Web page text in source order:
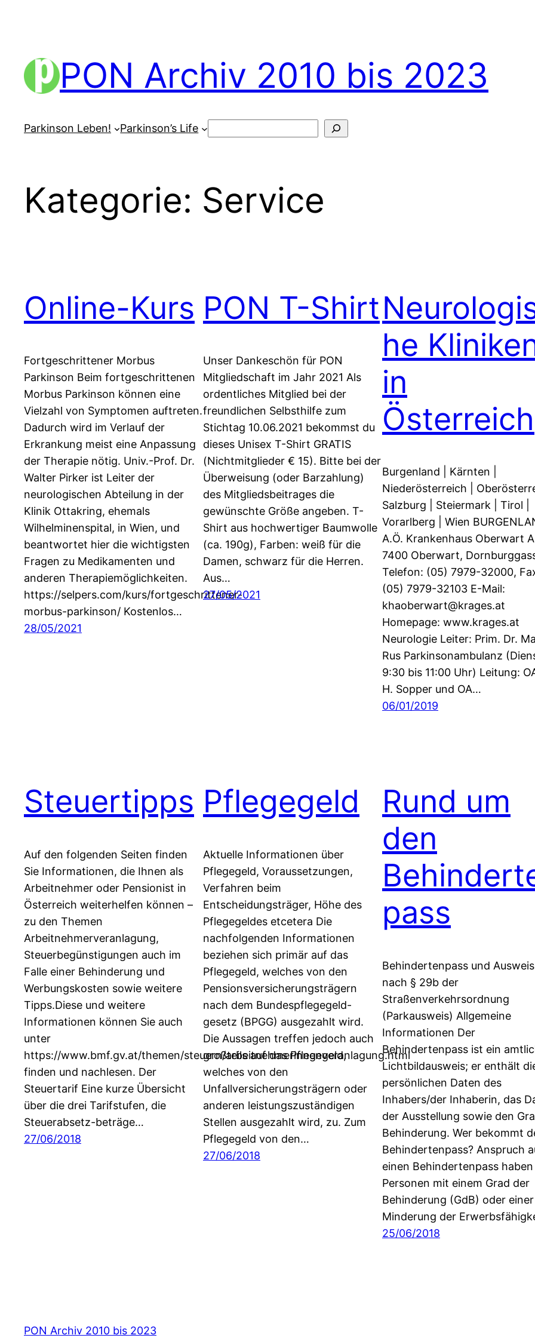
PON Archiv 2010 bis 2023
Parkinson Leben! Parkinson’s Life Suchen
Kategorie: Service
Online-Kurs
Fortgeschrittener Morbus
Parkinson Beim fortgeschrittenen
Morbus Parkinson können eine
Vielzahl von Symptomen auftreten.
Dadurch wird im Verlauf der
Erkrankung meist eine Anpassung
der Therapie nötig. Univ.-Prof. Dr.
Walter Pirker ist Leiter der
neurologischen Abteilung in der
Klinik Ottakring, ehemals
Wilhelminenspital, in Wien, und
beantwortet hier die wichtigsten
Fragen zu Medikamenten und
anderen Therapiemöglichkeiten.
https://selpers.com/kurs/fortgeschrittener-
morbus-parkinson/ Kostenlos…
28/05/2021
PON T-Shirt
Unser Dankeschön für PON
Mitgliedschaft im Jahr 2021 Als
ordentliches Mitglied bei der
freundlichen Selbsthilfe zum
Stichtag 10.06.2021 bekommst du
dieses Unisex T-Shirt GRATIS
(Nichtmitglieder € 15). Bitte bei der
Überweisung (oder Barzahlung)
des Mitgliedsbeitrages die
gewünschte Größe angeben. T-
Shirt aus hochwertiger Baumwolle
(ca. 190g), Farben: weiß für die
Damen, schwarz für die Herren.
Aus…
27/05/2021
he
in
Österreich
Burgenland | Kärnten |
Niederösterreich |
Salzburg | Steiermark | Tirol |
Vorarlberg | Wien
A.Ö. Krankenhaus Oberwart A
7400 Oberwart,
Telefon: (05) 7979-32000,
(05) 7979-32103 E-Mail:
khaoberwart@krages.at
Homepage: www.krages.at
Neurologie Leiter: Prim. Dr.
Rus Parkinsonambulanz
9:30 bis 11:00 Uhr) Leitung:
H. Sopper und OA…
06/01/2019
Steuertipps
Auf den folgenden Seiten finden
Sie Informationen, die Ihnen als
Arbeitnehmer oder Pensionist in
Österreich weiterhelfen können –
zu den Themen
Arbeitnehmerveranlagung,
Steuerbegünstigungen auch im
Falle einer Behinderung und
Werbungskosten sowie weitere
Tipps.Diese und weitere
Informationen können Sie auch
unter
https://www.bmf.gv.at/themen/steuern/arbeitnehmerinnenveranlagung.html
finden und nachlesen. Der
Steuertarif Eine kurze Übersicht
über die drei Tarifstufen, die
Steuerabsetz-beträge…
27/06/2018
Pflegegeld
Aktuelle Informationen über
Pflegegeld, Voraussetzungen,
Verfahren beim
Entscheidungsträger, Höhe des
Pflegegeldes etcetera Die
nachfolgenden Informationen
beziehen sich primär auf das
Pflegegeld, welches von den
Pensionsversicherungsträgern
nach dem Bundespflegegeld-
gesetz (BPGG) ausgezahlt wird.
Die Aussagen treffen jedoch auch
großteils auf das Pflegegeld,
welches von den
Unfallversicherungsträgern oder
anderen leistungszuständigen
Stellen ausgezahlt wird, zu. Zum
Pflegegeld von den…
27/06/2018
Rund um
den
pass
Behindertenpass und Ausweis
nach § 29b der
Straßenverkehrsordnung
(Parkausweis) Allgemeine
Informationen Der
Behindertenpass ist ein
Lichtbildausweis; er enthält
persönlichen Daten des
Inhabers/der Inhaberin, das
der Ausstellung sowie den
Behinderung. Wer bekommt
Behindertenpass? Anspruch
einen Behindertenpass haben
Personen mit einem Grad der
Behinderung (GdB) oder einer
Minderung der
25/06/2018
PON Archiv 2010 bis 2023